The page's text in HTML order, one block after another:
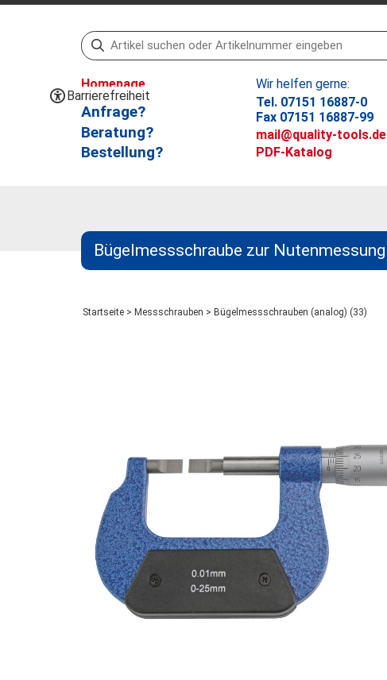
Bügelmessschraube zur Nutenmessung
Startseite > Messschrauben > Bügelmessschrauben (analog) (33)
Barrierefreiheit
Homepage
Anfrage?
Beratung?
Bestellung?
Wir helfen gerne:
Tel. 07151 16887-0
Fax 07151 16887-99
mail@quality-tools.de
PDF-Katalog